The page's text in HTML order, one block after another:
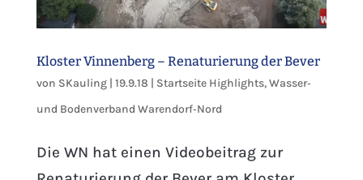
Kloster Vinnenberg – Renaturierung der Bever
von SKauling| 19.9.18 | Startseite Highlights,Wasser‐
und Bodenverband Warendorf‐Nord
Die WN hat einen Videobeitrag zur